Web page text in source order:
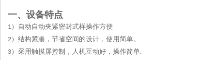
一、设备特点
1）自动自动夹紧密封式样操作方便
2）结构紧凑，节省空间的设计，使用简单。
3）采用触摸屏控制，人机互动好，操作简单.